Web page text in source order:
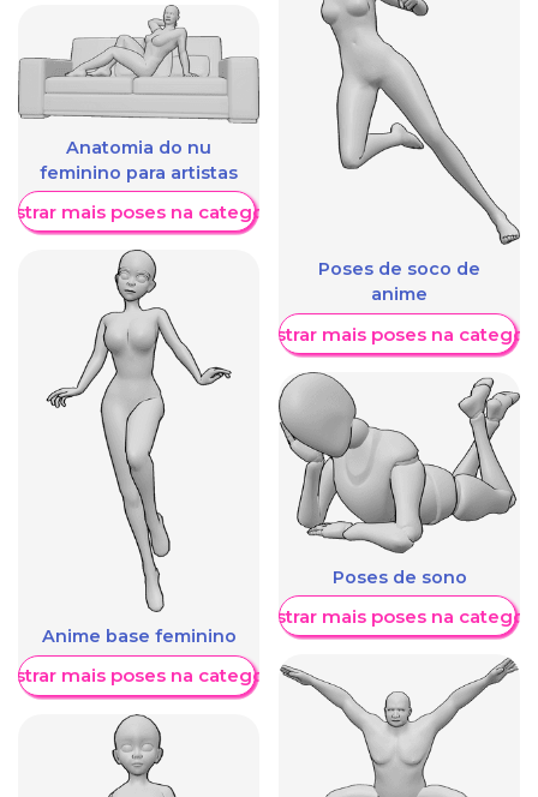
Anatomia do nu
feminino para artistas
mais poses na categoria
Anime base feminino
mais poses na categoria
Poses de soco de
anime
Mostrar mais poses na
Poses de sono
Mostrar mais poses na